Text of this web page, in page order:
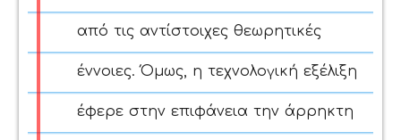
από τις αντίστοιχες θεωρητικές
έννοιες. Όμως, η τεχνολογική εξέλιξη
έφερε στην επιφάνεια την άρρηκτη